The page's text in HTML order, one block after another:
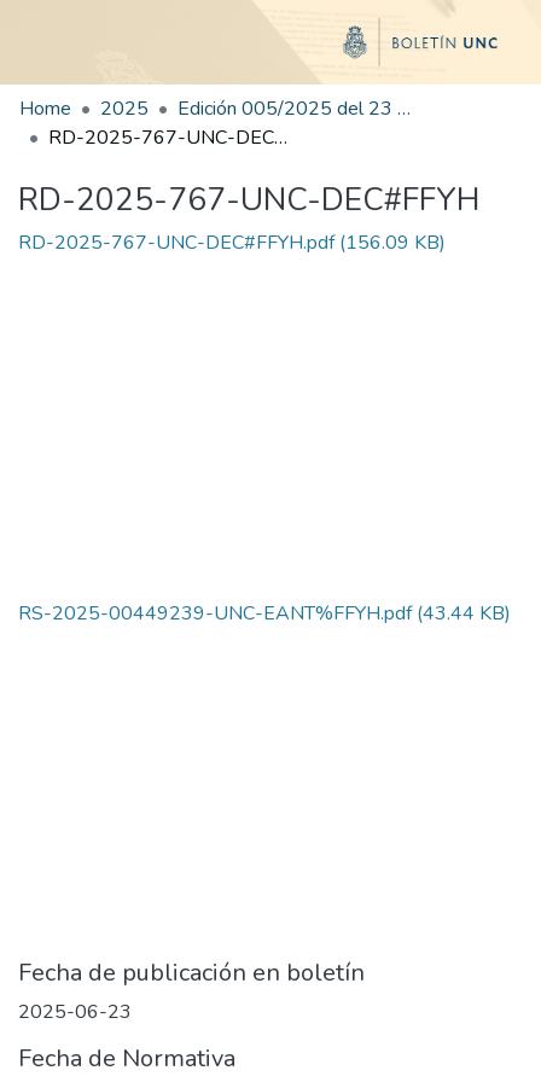
Home 2025
Edición 005/2025 del 23 de junio de 2025
RD-2025-767-UNC-DEC#FFYH
RD-2025-767-UNC-DEC#FFYH
RD-2025-767-UNC-DEC#FFYH.pdf(156.09 KB)
RS-2025-00449239-UNC-EANT%FFYH.pdf(43.44 KB)
Fecha de publicación en boletín
2025-06-23
Fecha de Normativa